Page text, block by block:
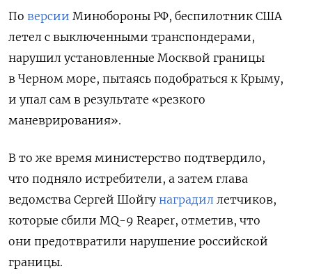
По версии Минобороны РФ, беспилотник США
летел с выключенными транспондерами,
нарушил установленные Москвой границы
в Черном море, пытаясь подобраться к Крыму,
и упал сам в результате «резкого
маневрирования».
В то же время министерство подтвердило,
что подняло истребители, а затем глава
ведомства Сергей Шойгу наградил летчиков,
которые сбили MQ-9 Reaper, отметив, что
они предотвратили нарушение российской
границы.